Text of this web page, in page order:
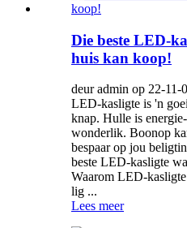
Die beste LED-
huis kan koop!
deur admin op 22-11-
LED-kasligte is 'n
knap. Hulle is
wonderlik. Boonop
bespaar op jou
beste LED-kasligte
Waarom LED-
lig ...
Lees meer